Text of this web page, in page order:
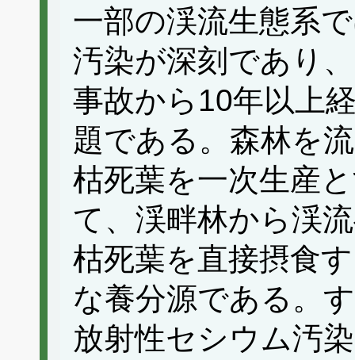
一部の渓流生態系
汚染が深刻であり
事故から10年以上
題である。森林を
枯死葉を一次生産
て、渓畔林から渓
枯死葉を直接摂食
な養分源である。
放射性セシウム汚